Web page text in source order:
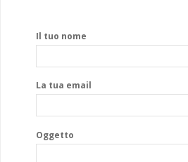
Il tuo nome
La tua email
Oggetto